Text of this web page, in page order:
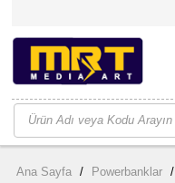
Ana Sayfa / Powerbanklar /